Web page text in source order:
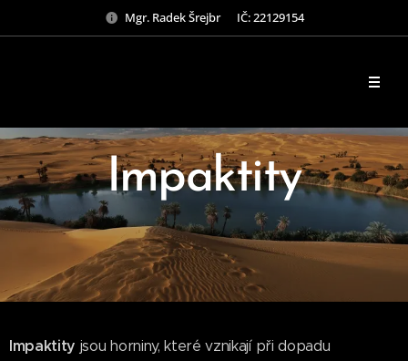
Mgr. Radek Šrejbr IČ: 22129154
Impaktity
Impaktity jsou horniny, které vznikají při dopadu